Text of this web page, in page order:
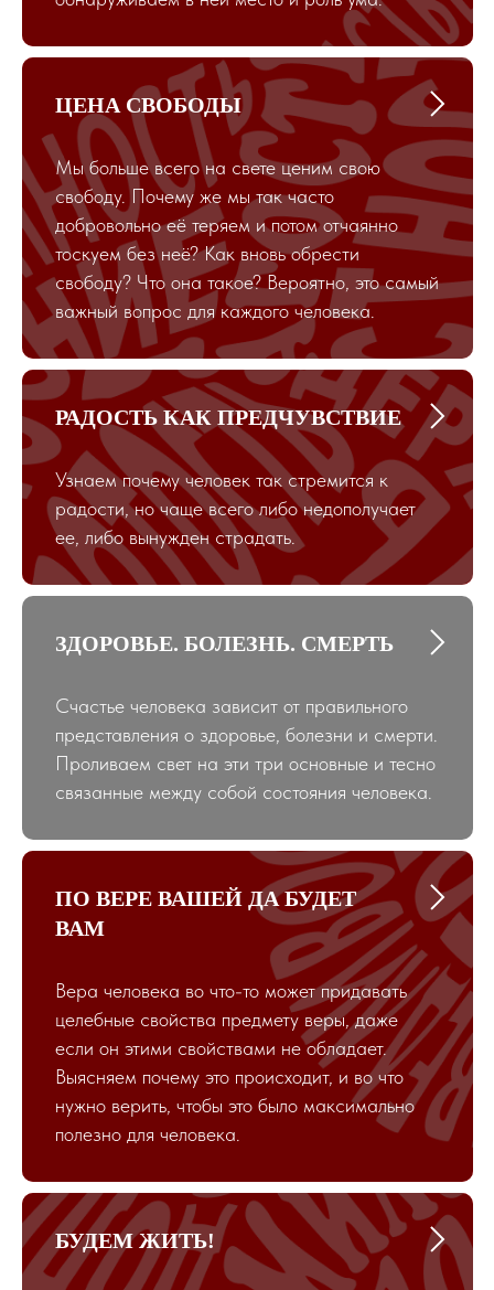
ЦЕНА СВОБОДЫ
Мы больше всего на свете ценим свою
свободу. Почему же мы так часто
добровольно её теряем и потом отчаянно
тоскуем без неё? Как вновь обрести
свободу? Что она такое? Вероятно, это самый
важный вопрос для каждого человека.
РАДОСТЬ КАК ПРЕДЧУВСТВИЕ
Узнаем почему человек так стремится к
радости, но чаще всего либо недополучает
ее, либо вынужден страдать.
ЗДОРОВЬЕ. БОЛЕЗНЬ. СМЕРТЬ
Счастье человека зависит от правильного
представления о здоровье, болезни и смерти.
Проливаем свет на эти три основные и тесно
связанные между собой состояния человека.
ПО ВЕРЕ ВАШЕЙ ДА БУДЕТ
ВАМ
Вера человека во что-то может придавать
целебные свойства предмету веры, даже
если он этими свойствами не обладает.
Выясняем почему это происходит, и во что
нужно верить, чтобы это было максимально
полезно для человека.
БУДЕМ ЖИТЬ!